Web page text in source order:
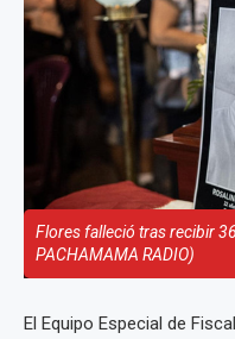
Flores falleció tras recibir
PACHAMAMA RADIO)
El Equipo Especial de